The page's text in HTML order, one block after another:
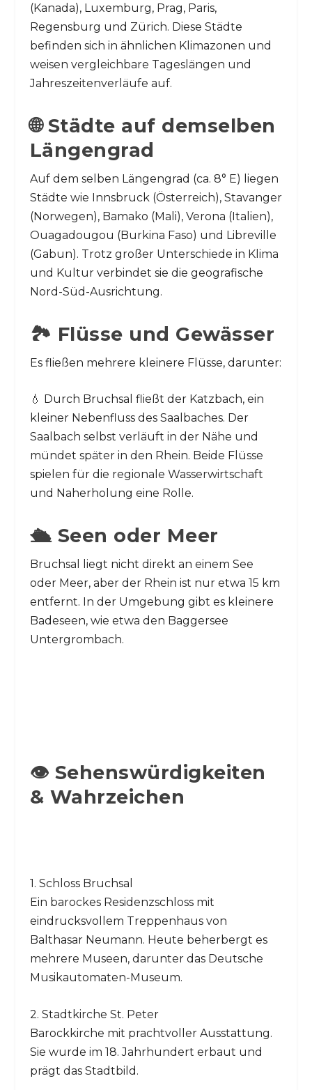
(Kanada), Luxemburg, Prag, Paris,
Regensburg und Zürich. Diese Städte
befinden sich in ähnlichen Klimazonen und
weisen vergleichbare Tageslängen und
Jahreszeitenverläufe auf.
🌐 Städte auf demselben
Längengrad
Auf dem selben Längengrad (ca. 8° E) liegen
Städte wie Innsbruck (Österreich), Stavanger
(Norwegen), Bamako (Mali), Verona (Italien),
Ouagadougou (Burkina Faso) und Libreville
(Gabun). Trotz großer Unterschiede in Klima
und Kultur verbindet sie die geografische
Nord-Süd-Ausrichtung.
🏞️ Flüsse und Gewässer
Es fließen mehrere kleinere Flüsse, darunter:
💧 Durch Bruchsal fließt der Katzbach, ein
kleiner Nebenfluss des Saalbaches. Der
Saalbach selbst verläuft in der Nähe und
mündet später in den Rhein. Beide Flüsse
spielen für die regionale Wasserwirtschaft
und Naherholung eine Rolle.
🛳️ Seen oder Meer
Bruchsal liegt nicht direkt an einem See
oder Meer, aber der Rhein ist nur etwa 15 km
entfernt. In der Umgebung gibt es kleinere
Badeseen, wie etwa den Baggersee
Untergrombach.
👁️ Sehenswürdigkeiten
& Wahrzeichen
1. Schloss Bruchsal
Ein barockes Residenzschloss mit
eindrucksvollem Treppenhaus von
Balthasar Neumann. Heute beherbergt es
mehrere Museen, darunter das Deutsche
Musikautomaten-Museum.
2. Stadtkirche St. Peter
Barockkirche mit prachtvoller Ausstattung.
Sie wurde im 18. Jahrhundert erbaut und
prägt das Stadtbild.